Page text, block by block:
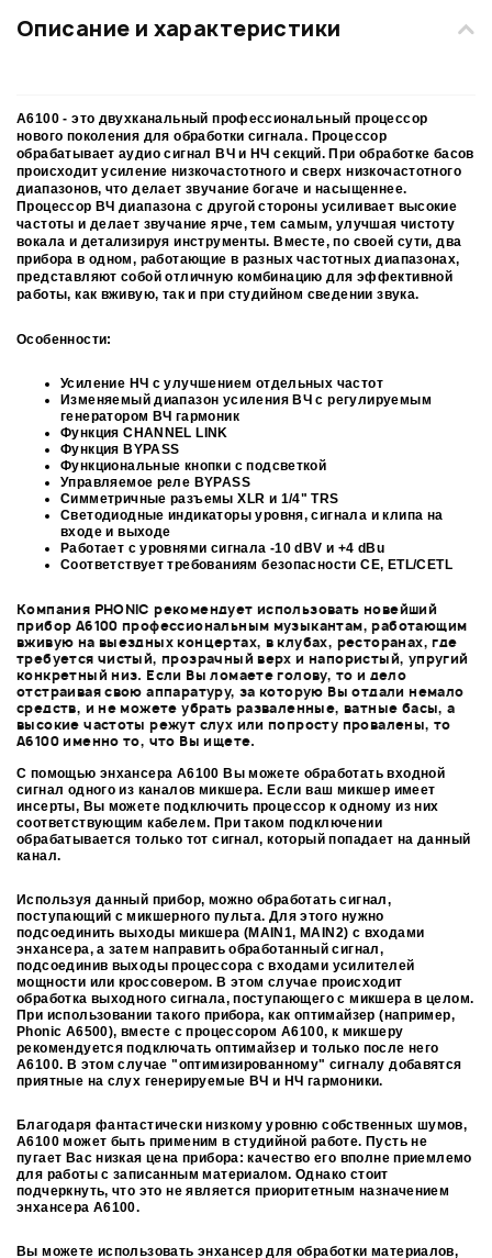
Описание и характеристики
А6100- это двухканальный профессиональный процессор
нового поколения для обработки сигнала. Процессор
обрабатывает аудио сигнал ВЧ и НЧ секций. При обработке басов
происходит усиление низкочастотного и сверх низкочастотного
диапазонов, что делает звучание богаче и насыщеннее.
Процессор ВЧ диапазона с другой стороны усиливает высокие
частоты и делает звучание ярче, тем самым, улучшая чистоту
вокала и детализируя инструменты. Вместе, по своей сути, два
прибора в одном, работающие в разных частотных диапазонах,
представляют собой отличную комбинацию для эффективной
работы, как вживую, так и при студийном сведении звука.
Особенности:
Усиление НЧ с улучшением отдельных частот
Изменяемый диапазон усиления ВЧ с регулируемым
генератором ВЧ гармоник
Функция CHANNEL LINK
Функция BYPASS
Функциональные кнопки с подсветкой
Управляемое реле BYPASS
Симметричные разъемы XLR и 1/4" TRS
Светодиодные индикаторы уровня, сигнала и клипа на
входе и выходе
Работает с уровнями сигнала -10 dBV и +4 dBu
Соответствует требованиям безопасности CE, ETL/CETL
Компания PHONIC рекомендует использовать новейший
прибор A6100 профессиональным музыкантам, работающим
вживую на выездных концертах, в клубах, ресторанах, где
требуется чистый, прозрачный верх и напористый, упругий
конкретный низ. Если Вы ломаете голову, то и дело
отстраивая свою аппаратуру, за которую Вы отдали немало
средств, и не можете убрать разваленные, ватные басы, а
высокие частоты режут слух или попросту провалены, то
A6100 именно то, что Вы ищете.
С помощью энхансера A6100 Вы можете обработать входной
сигнал одного из каналов микшера. Если ваш микшер имеет
инсерты, Вы можете подключить процессор к одному из них
соответствующим кабелем. При таком подключении
обрабатывается только тот сигнал, который попадает на данный
канал.
Используя данный прибор, можно обработать сигнал,
поступающий с микшерного пульта. Для этого нужно
подсоединить выходы микшера (MAIN1, MAIN2) с входами
энхансера, а затем направить обработанный сигнал,
подсоединив выходы процессора с входами усилителей
мощности или кроссовером. В этом случае происходит
обработка выходного сигнала, поступающего с микшера в целом.
При использовании такого прибора, как оптимайзер (например,
Phonic А6500), вместе с процессором A6100, к микшеру
рекомендуется подключать оптимайзер и только после него
A6100. В этом случае "оптимизированному" сигналу добавятся
приятные на слух генерируемые ВЧ и НЧ гармоники.
Благодаря фантастически низкому уровню собственных шумов,
A6100 может быть применим в студийной работе. Пусть не
пугает Вас низкая цена прибора: качество его вполне приемлемо
для работы с записанным материалом. Однако стоит
подчеркнуть, что это не является приоритетным назначением
энхансера A6100.
Вы можете использовать энхансер для обработки материалов,